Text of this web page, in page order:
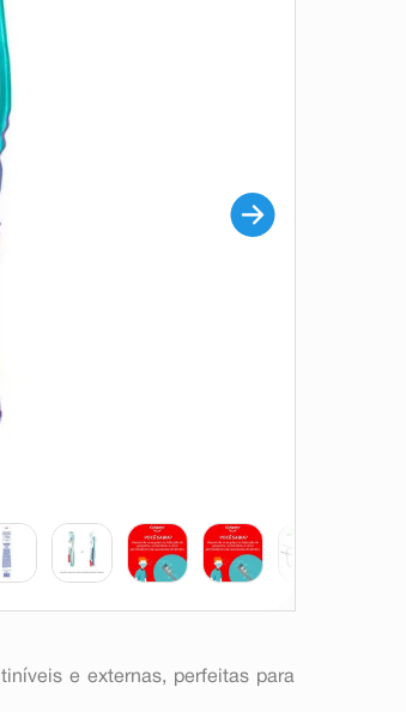
e externas, perfeitas para